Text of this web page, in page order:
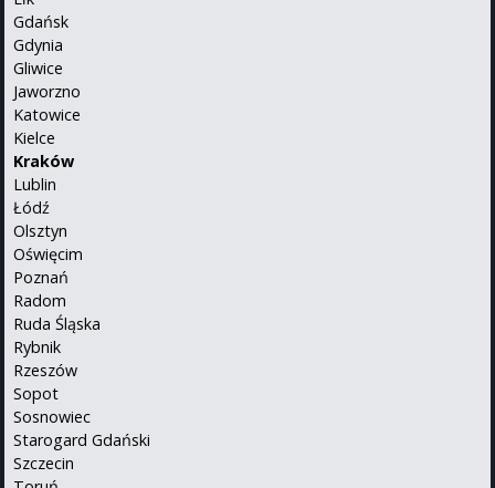
Gdańsk
Gdynia
Gliwice
Jaworzno
Katowice
Kielce
Kraków
Lublin
Łódź
Olsztyn
Oświęcim
Poznań
Radom
Ruda Śląska
Rybnik
Rzeszów
Sopot
Sosnowiec
Starogard Gdański
Szczecin